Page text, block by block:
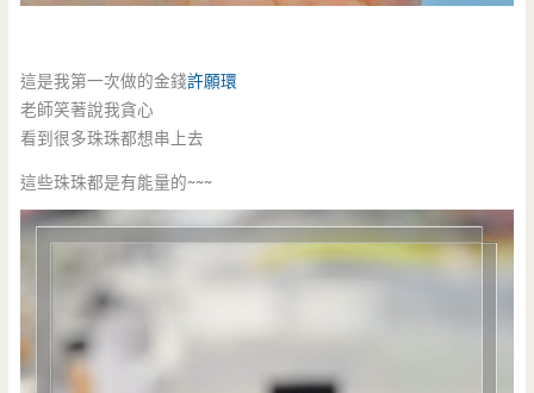
這是我第一次做的金錢許願環
老師笑著說我貪心
看到很多珠珠都想串上去
這些珠珠都是有能量的~~~